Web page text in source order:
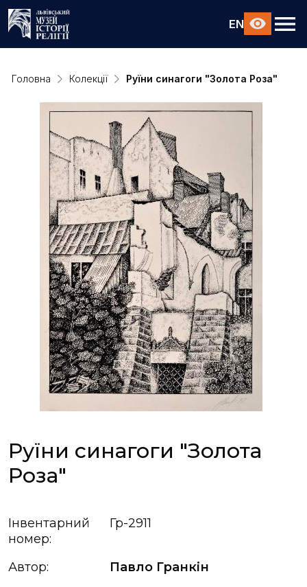
EN
Головна Колекції Руїни синагоги "Золота Роза"
Руїни синагоги "Золота
Роза"
Інвентарний
номер:
Гр-2911
Автор:
Павло Гранкін